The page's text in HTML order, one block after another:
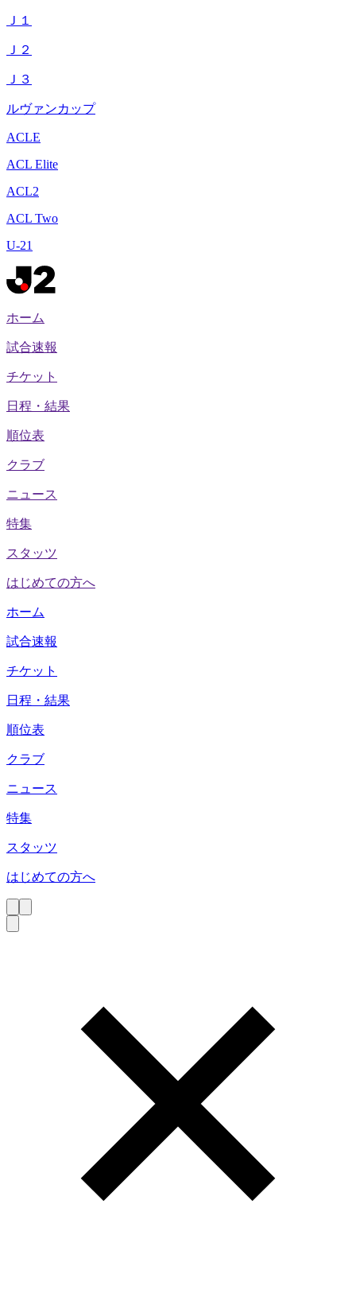
Ｊ１
Ｊ２
Ｊ３
ルヴァンカップ
ACLE
ACL Elite
ACL2
ACL Two
U-21
ホーム
試合速報
チケット
日程・結果
順位表
クラブ
ニュース
特集
スタッツ
はじめての方へ
ホーム
試合速報
チケット
日程・結果
順位表
クラブ
ニュース
特集
スタッツ
はじめての方へ